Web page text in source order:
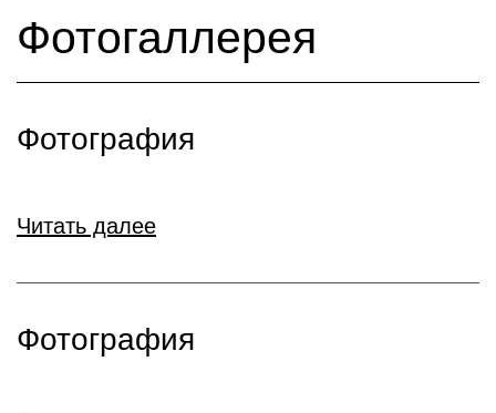
Фотогаллерея
Фотография
Читать далее
Фотография